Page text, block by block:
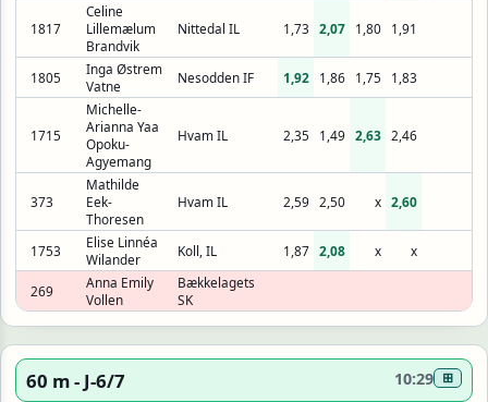
1817
Celine
Lillemælum
Brandvik
Nittedal IL 1,73 2,07 1,80 1,91
1805
Inga Østrem
Vatne
Nesodden IF 1,92 1,86 1,75 1,83
1715
Michelle-
Arianna Yaa
Opoku-
Agyemang
Hvam IL 2,35 1,49 2,63 2,46
373
Mathilde
Eek-
Thoresen
Hvam IL 2,59 2,50 x 2,60
1753
Elise Linnéa
Wilander
Koll, IL 1,87 2,08 x x
269
Anna Emily
Vollen
Bækkelagets
SK
60 m - J-6/7 10:29 ⊞